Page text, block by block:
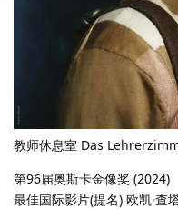
教师休息室 Das
第96届奥斯卡金像奖 (2024)
最佳国际影片(提名) 欧凯·查